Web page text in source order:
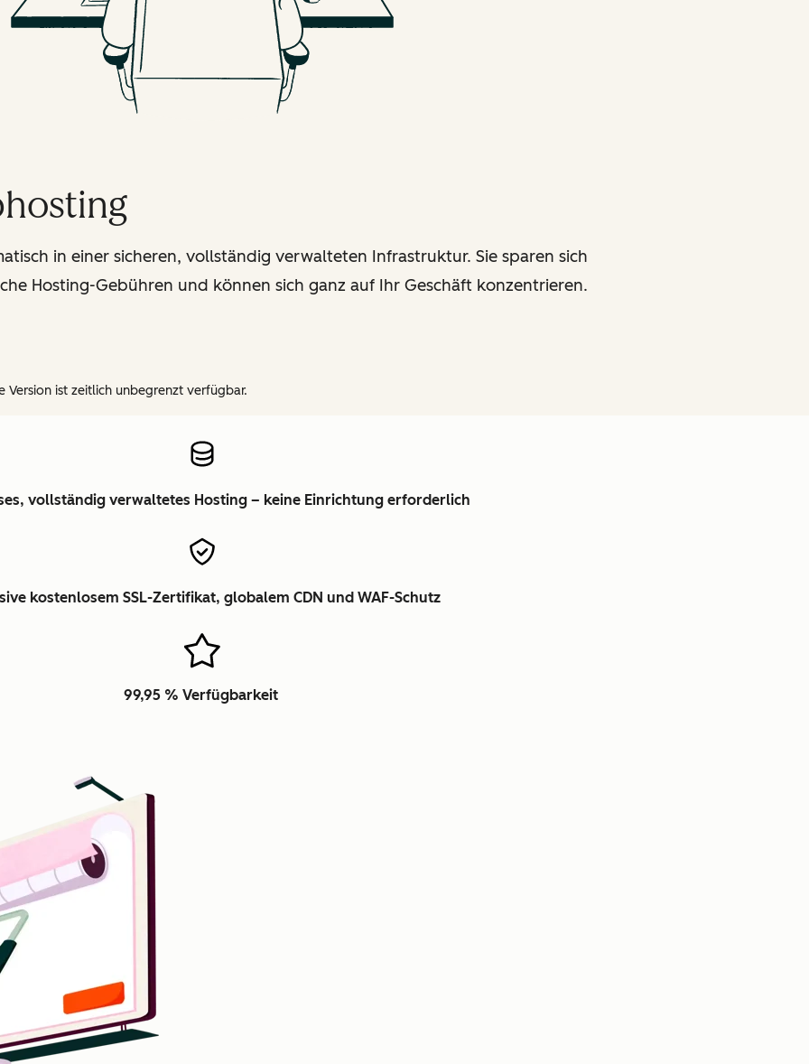
in einer sicheren, vollständig verwalteten Infrastruktur. Sie sparen sich
Hosting-Gebühren und können sich ganz auf Ihr Geschäft konzentrieren.
ist zeitlich unbegrenzt verfügbar.
vollständig verwaltetes Hosting – keine Einrichtung erforderlich
kostenlosem SSL-Zertifikat, globalem CDN und WAF-Schutz
99,95 % Verfügbarkeit